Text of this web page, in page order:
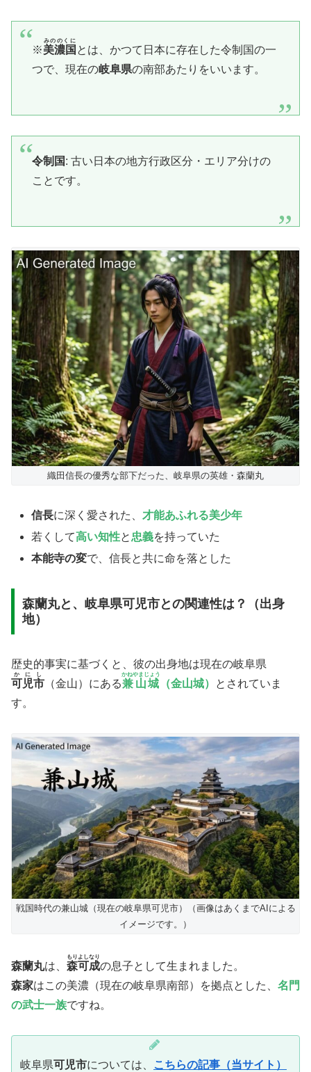
​※美濃国
みののくに
とは、かつて日本に存在した令制国の一
つで、現在の岐阜県の南部あたりをいいます。
令制国: 古い日本の地方行政区分・エリア分けの
ことです。
織田信長の優秀な部下だった、岐阜県の英雄・森蘭丸
信長に深く愛された、 才能あふれる美少年
​若くして高い知性と 忠義を持っていた
本能寺の変で、信長と共に命を落とした
森蘭丸と、岐阜県可児市との関連性は？（出身
地）
歴史的事実に基づくと、彼の出身地は現在の岐阜県
可児市
かにし
（金山）にある兼山城
かねやまじょう
（金山城）
とされていま
す。
戦国時代の兼山城（現在の岐阜県可児市）（画像はあくまでAIによる
イメージです。）
​森蘭丸は、 森可成
もりよしなり
の息子として生まれました。
​森家はこの美濃（現在の岐阜県南部）を拠点とした、 名門
の武士一族ですね。
岐阜県可児市については、
こちらの記事（当サイト）